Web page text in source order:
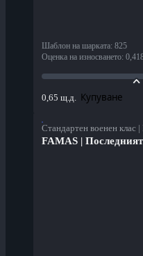
Шаблон на шарката: 825
Оценка на износването:
0,65 щ.д. Купуване
Стандартен военен клас
FAMAS |